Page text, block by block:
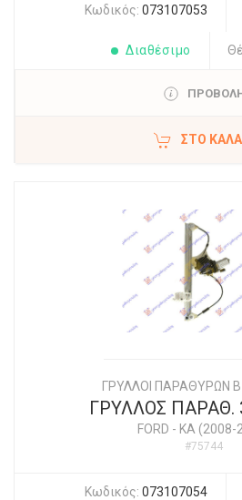
Κωδικός: 073107053
Διαθέσιμο
ΣΤΟ
ΓΡΥΛΛΟΙ ΠΑΡΑΘΥΡΩΝ
ΓΡΥΛΛΟΣ ΠΑΡΑΘ.
FORD - KA (2008-
#75744
Κωδικός: 073107054